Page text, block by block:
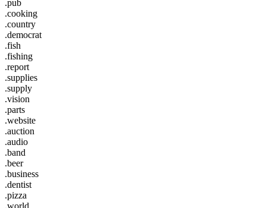
.pub
.cooking
.country
.democrat
.fish
.fishing
.report
.supplies
.supply
.vision
.parts
.website
.auction
.audio
.band
.beer
.business
.dentist
.pizza
.world